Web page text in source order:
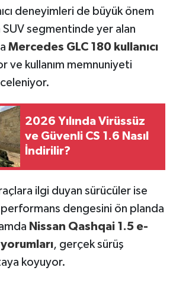
deneyimleri de büyük önem
SUV segmentinde yer alan
Mercedes GLC 180 kullanıcı
ve kullanım memnuniyeti
2026 Yılında Virüssüz
ve Güvenli CS 1.6 Nasıl
İndirilir?
ilgi duyan sürücüler ise
dengesini ön planda
Nissan Qashqai 1.5 e-
yorumları, gerçek sürüş
koyuyor.